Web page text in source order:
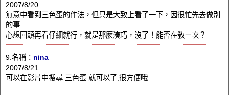
2007/8/20
無意中看到三色蛋的作法，但只是大致上看了一下，因很忙先去做別
的事
心想回頭再看仔細就行，就是那麼湊巧，沒了！能否在敎ㄧ次？
9.名稱： nina
2007/8/21
可以在影片中搜尋 三色蛋 就可以了,很方便哦